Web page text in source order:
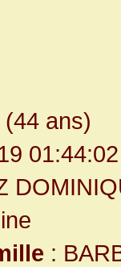
(44 ans)
01:44:02
: